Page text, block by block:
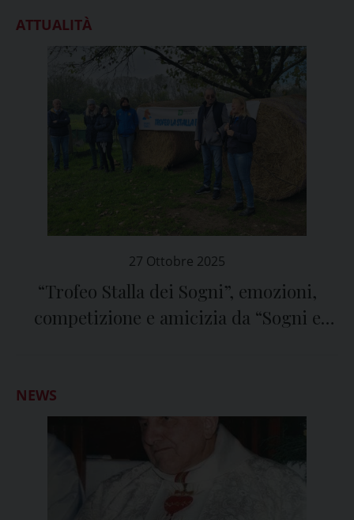
ATTUALITÀ
27 Ottobre 2025
“Trofeo Stalla dei Sogni”, emozioni,
competizione e amicizia da “Sogni e
NEWS